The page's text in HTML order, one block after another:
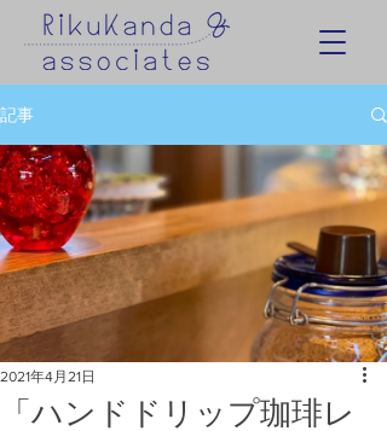
記事
「ハンドドリップ珈琲レ
2021年4月21日